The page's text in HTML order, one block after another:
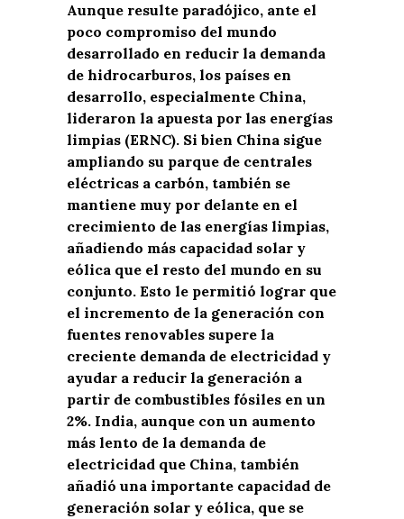
Aunque resulte paradójico, ante el
poco compromiso del mundo
desarrollado en reducir la demanda
de hidrocarburos, los países en
desarrollo, especialmente China,
lideraron la apuesta por las energías
limpias (ERNC). Si bien China sigue
ampliando su parque de centrales
eléctricas a carbón, también se
mantiene muy por delante en el
crecimiento de las energías limpias,
añadiendo más capacidad solar y
eólica que el resto del mundo en su
conjunto. Esto le permitió lograr que
el incremento de la generación con
fuentes renovables supere la
creciente demanda de electricidad y
ayudar a reducir la generación a
partir de combustibles fósiles en un
2%. India, aunque con un aumento
más lento de la demanda de
electricidad que China, también
añadió una importante capacidad de
generación solar y eólica, que se